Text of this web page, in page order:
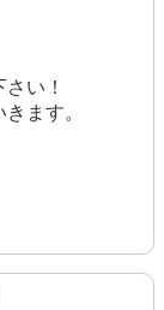
い！
ます。